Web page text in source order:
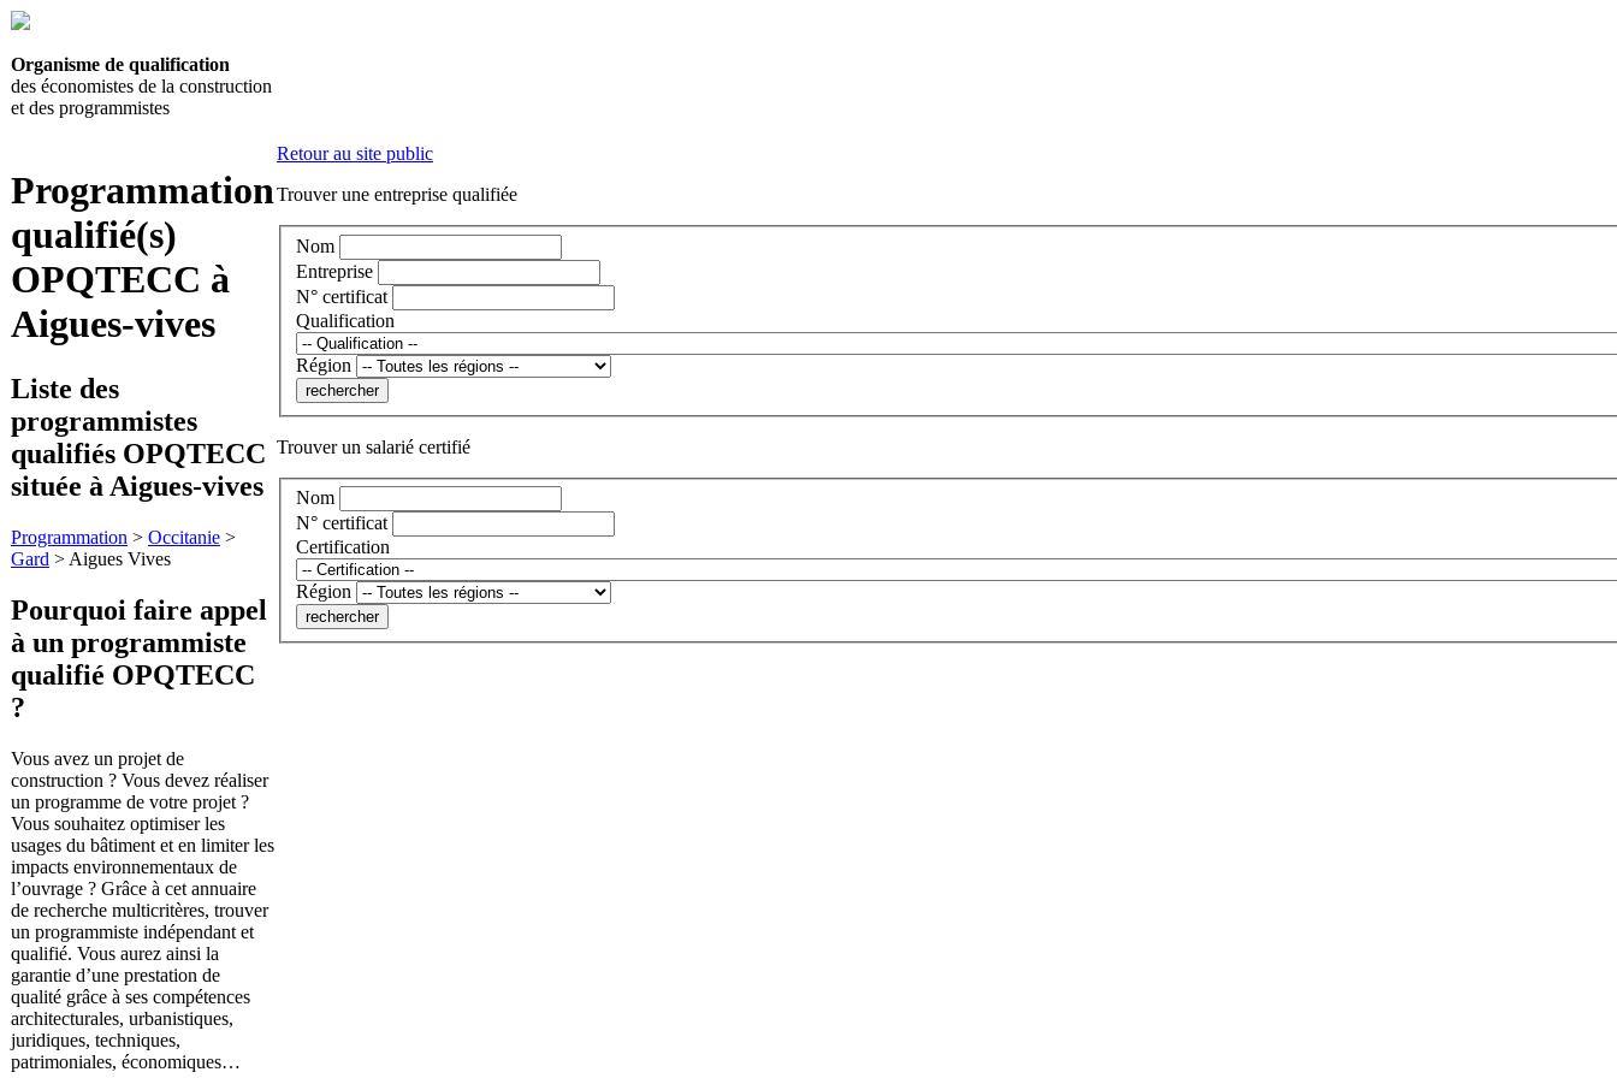
Organisme de qualification
des économistes de la construction
et des programmistes
Programmation
qualifié(s)
OPQTECC à
Aigues-vives
Liste des
programmistes
qualifiés OPQTECC
située à Aigues-vives
Programmation > Occitanie >
Gard > Aigues Vives
Pourquoi faire appel
à un programmiste
qualifié OPQTECC
?
Vous avez un projet de
construction ? Vous devez réaliser
un programme de votre projet ?
Vous souhaitez optimiser les
usages du bâtiment et en limiter les
impacts environnementaux de
l’ouvrage ? Grâce à cet annuaire
de recherche multicritères, trouver
un programmiste indépendant et
qualifié. Vous aurez ainsi la
garantie d’une prestation de
qualité grâce à ses compétences
architecturales, urbanistiques,
juridiques, techniques,
patrimoniales, économiques…
Retour au site public
Trouver une entreprise qualifiée
Nom
Entreprise
N° certificat
Qualification
Région
Trouver un salarié certifié
Nom
N° certificat
Certification
Région